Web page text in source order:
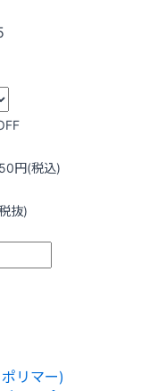
円(税込)
抜)